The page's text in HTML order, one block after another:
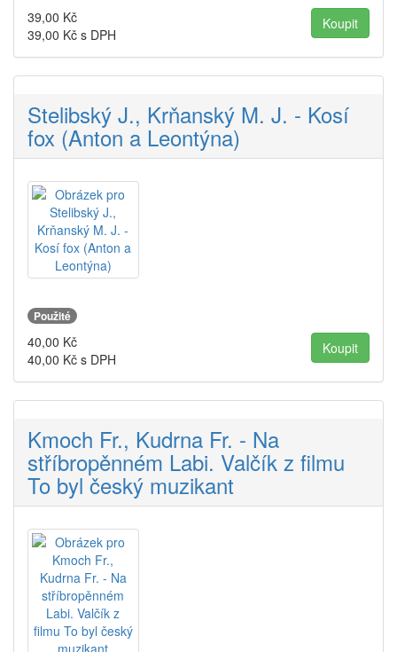
39,00 Kč
39,00 Kč s DPH
Stelibský J., Krňanský M. J. - Kosí
fox (Anton a Leontýna)
Použité
40,00 Kč
40,00 Kč s DPH
Kmoch Fr., Kudrna Fr. - Na
stříbropěnném Labi. Valčík z filmu
To byl český muzikant